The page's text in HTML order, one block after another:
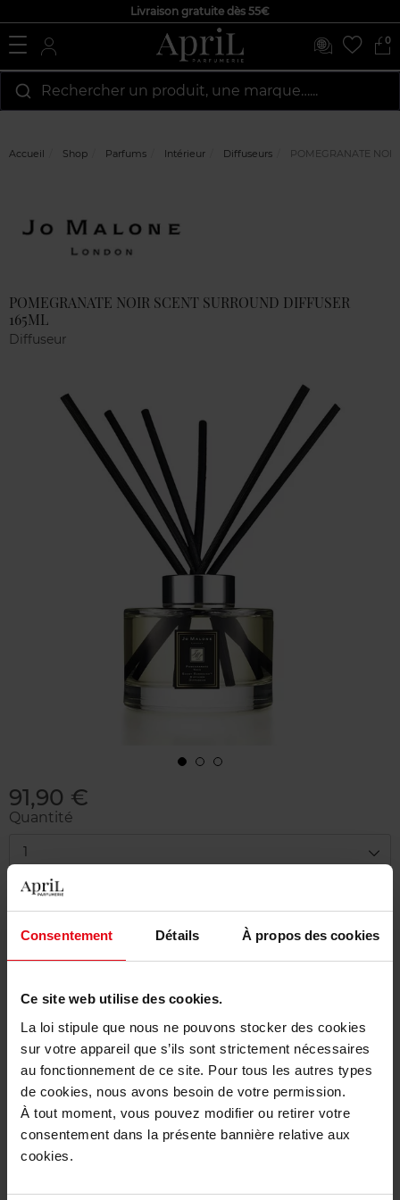
Consentement Détails À propos des cookies
Ce site web utilise des cookies.
La loi stipule que nous ne pouvons stocker des cookies
sur votre appareil que s’ils sont strictement nécessaires
au fonctionnement de ce site. Pour tous les autres types
de cookies, nous avons besoin de votre permission.
À tout moment, vous pouvez modifier ou retirer votre
consentement dans la présente bannière relative aux
cookies.
Livraison gratuite dès 55€
0
Rechercher un produit, une marque…...
Accueil Shop Parfums Intérieur Diffuseurs POMEGRANATE
POMEGRANATE NOIR SCENT SURROUND DIFFUSER
165ML
Diffuseur
91,90 €
Quantité
1
Cet article n'est plus disponible pour le moment
Être prévenu de la disponibilité
Retour gratuit dans votre magasin
Emballage cadeau offert